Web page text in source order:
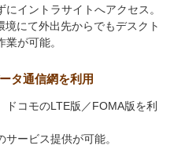
にイントラサイトへアクセス。
境にて外出先からでもデスクト
業が可能。
タ通信網を利用
ドコモのLTE版／FOMA版を利
サービス提供が可能。